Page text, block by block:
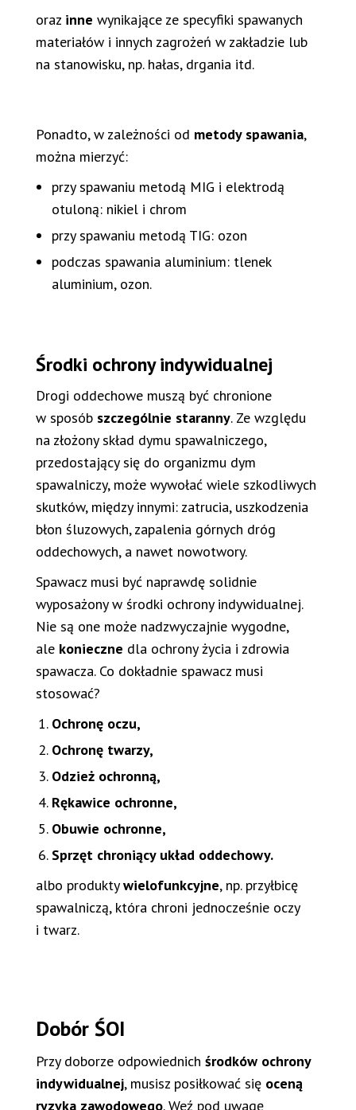
oraz inne wynikające ze specyfiki spawanych
materiałów i innych zagrożeń w zakładzie lub
na stanowisku, np. hałas, drgania itd.
Ponadto, w zależności od metody spawania,
można mierzyć:
przy spawaniu metodą MIG i elektrodą
otuloną: nikiel i chrom
przy spawaniu metodą TIG: ozon
podczas spawania aluminium: tlenek
aluminium, ozon.
Środki ochrony indywidualnej
Drogi oddechowe muszą być chronione
w sposób szczególnie staranny. Ze względu
na złożony skład dymu spawalniczego,
przedostający się do organizmu dym
spawalniczy, może wywołać wiele szkodliwych
skutków, między innymi: zatrucia, uszkodzenia
błon śluzowych, zapalenia górnych dróg
oddechowych, a nawet nowotwory.
Spawacz musi być naprawdę solidnie
wyposażony w środki ochrony indywidualnej.
Nie są one może nadzwyczajnie wygodne,
ale konieczne dla ochrony życia i zdrowia
spawacza. Co dokładnie spawacz musi
stosować?
Ochronę oczu,
Ochronę twarzy,
Odzież ochronną,
Rękawice ochronne,
Obuwie ochronne,
Sprzęt chroniący układ oddechowy.
albo produktywielofunkcyjne, np. przyłbicę
spawalniczą, która chroni jednocześnie oczy
i twarz.
Dobór ŚOI
Przy doborze odpowiednich środków ochrony
indywidualnej, musisz posiłkować się oceną
ryzyka zawodowego. Weź pod uwagę